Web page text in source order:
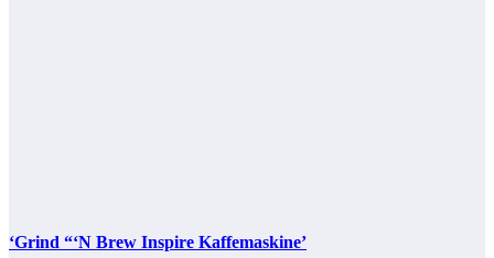
‘Grind “‘N Brew Inspire Kaffemaskine’